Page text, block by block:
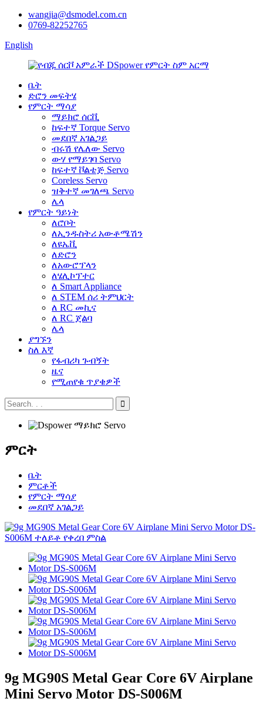
wangjia@dsmodel.com.cn
0769-82252765
English
ቤት
ድሮን መፍትሄ
የምርት ማሳያ
ማይክሮ ሰርቪ
ከፍተኛ Torque Servo
መደበኛ አገልጋይ
ብሩሽ የሌለው Servo
ውሃ የማይገባ Servo
ከፍተኛ ቮልቴጅ Servo
Coreless Servo
ዝቅተኛ መገለጫ Servo
ሌላ
የምርት ዓይነት
ለሮቦት
ለኢንዱስትሪ አውቶሜሽን
ለዩኤቪ
ለድሮን
ለአውሮፕላን
ለሄሊኮፕተር
ለ Smart Appliance
ለ STEM ሰሪ ትምህርት
ለ RC መኪና
ለ RC ጀልባ
ሌላ
ያግኙን
ስለ እኛ
የፋብሪካ ጉብኝት
ዜና
የሚጠየቁ ጥያቄዎች
ምርት
ቤት
ምርቶች
የምርት ማሳያ
መደበኛ አገልጋይ
9g MG90S Metal Gear Core 6V Airplane
Mini Servo Motor DS-S006M